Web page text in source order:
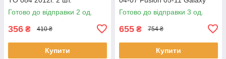
Готово до відправки 2 од.
356 ₴ 410 ₴
Купити
06-08 Kuga 08-12 1 шт.
Готово до відправки 3 од.
655 ₴ 754 ₴
Купити